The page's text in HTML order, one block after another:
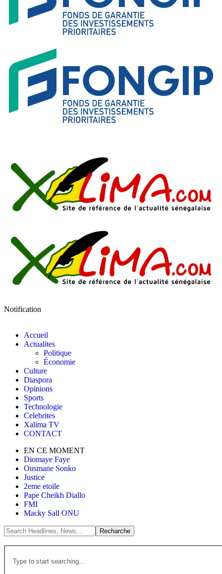
Notification
Accueil
Actualites
Politique
Économie
Culture
Diaspora
Opinions
Sports
Technologie
Celebrites
Xalima TV
CONTACT
EN CE MOMENT
Diomaye Faye
Ousmane Sonko
Justice
2eme etoile
Pape Cheikh Diallo
FMI
Macky Sall ONU